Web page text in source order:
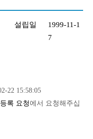
설립일
1999-11-1
7
22 15:58:05
등록 요청에서 요청해주십